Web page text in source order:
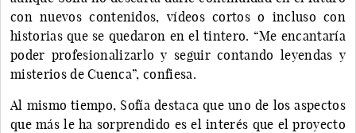
con nuevos contenidos, vídeos cortos o incluso con
historias que se quedaron en el tintero. “Me encantaría
poder profesionalizarlo y seguir contando leyendas y
misterios de Cuenca”, confiesa.
Al mismo tiempo, Sofía destaca que uno de los aspectos
que más le ha sorprendido es el interés que el proyecto